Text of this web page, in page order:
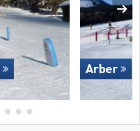
Arber